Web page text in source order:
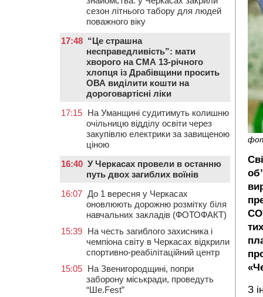
З
сезон літнього табору для людей
поважного віку
17:48 “Це страшна
несправедливість”: мати
хворого на СМА 13-річного
хлопця із Драбівщини просить
ОВА виділити кошти на
дороговартісні ліки
17:15 На Уманщині судитимуть колишню
очільницю відділу освіти через
закупівлю електрики за завищеною
ціною
16:40 У Черкасах провели в останню
путь двох загиблих воїнів
16:07 До 1 вересня у Черкасах
оновлюють дорожню розмітку біля
навчальних закладів (ФОТОФАКТ)
15:39 На честь загиблого захисника і
чемпіона світу в Черкасах відкрили
спортивно-реабілітаційний центр
15:05 На Звенигородщині, попри
заборону міськради, проведуть
“Ше.Fest”